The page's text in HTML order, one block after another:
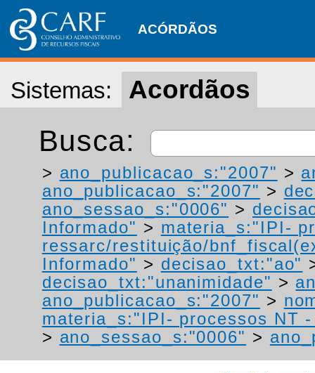
ACÓRDÃOS
Sistemas: Acordãos
Busca:
> ano_publicacao_s:"2007" >
ano_publicacao_s:"2007" >
ano_sessao_s:"0006" >
Informado" > materia_s:"IPI-
ressarc/restituição/
Informado" > decisao_txt:"ao"
decisao_txt:"unanimidade" >
ano_publicacao_s:"2007" >
materia_s:"IPI- processos NT
> ano_sessao_s:"0006" >